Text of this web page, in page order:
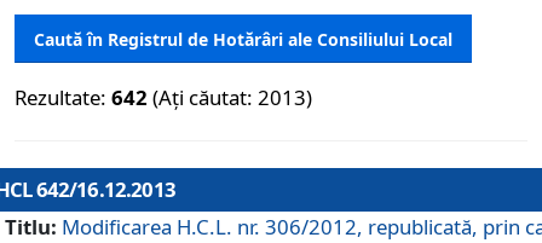
Caută în Registrul de Hotărâri ale Consiliului Local
Rezultate: 642 (Ați căutat: 2013)
642/16.12.2013
Titlu: Modificarea H.C.L. nr. 306/2012, republicată, prin